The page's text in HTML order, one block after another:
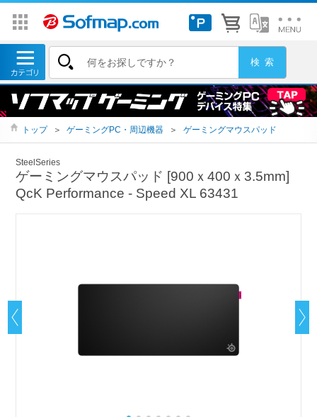
トップ ＞ ゲーミングPC・周辺機器 ＞ ゲーミングマウスパッド
SteelSeries
ゲーミングマウスパッド [900ｘ400ｘ3.5mm]
QcK Performance - Speed XL 63431